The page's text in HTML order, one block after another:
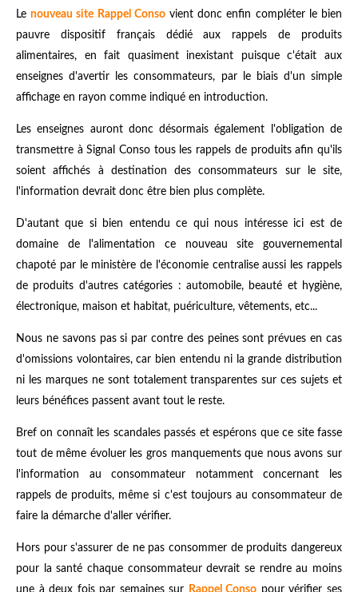
Lenouveau site Rappel Consovient donc enfin compléter le bien
pauvre dispositif français dédié aux rappels de produits
alimentaires, en fait quasiment inexistant puisque c'était aux
enseignes d'avertir les consommateurs, par le biais d'un simple
affichage en rayon comme indiqué en introduction.
Les enseignes auront donc désormais également l'obligation de
transmettre à Signal Conso tous les rappels de produits afin qu'ils
soient affichés à destination des consommateurs sur le site,
l'information devrait donc être bien plus complète.
D'autant que si bien entendu ce qui nous intéresse ici est de
domaine de l'alimentation ce nouveau site gouvernemental
chapoté par le ministère de l'économie centralise aussi les rappels
de produits d'autres catégories : automobile, beauté et hygiène,
électronique, maison et habitat, puériculture, vêtements, etc...
Nous ne savons pas si par contre des peines sont prévues en cas
d'omissions volontaires, car bien entendu ni la grande distribution
ni les marques ne sont totalement transparentes sur ces sujets et
leurs bénéfices passent avant tout le reste.
Bref on connaît les scandales passés et espérons que ce site fasse
tout de même évoluer les gros manquements que nous avons sur
l'information au consommateur notamment concernant les
rappels de produits, même si c'est toujours au consommateur de
faire la démarche d'aller vérifier.
Hors pour s'assurer de ne pas consommer de produits dangereux
pour la santé chaque consommateur devrait se rendre au moins
une à deux fois par semaines sur
Rappel Conso pour vérifier ses